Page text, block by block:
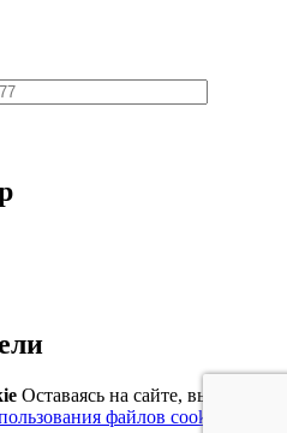
Оставаясь на сайте, вы
файлов cookie